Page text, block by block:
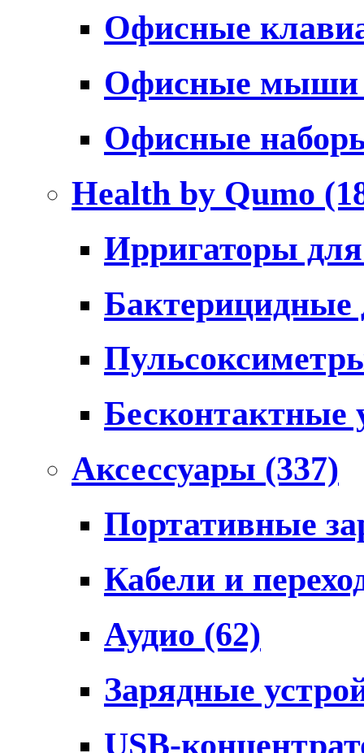
Офисные
Офисные
Офисные
Health by Qumo
Ирригаторы
Бесконтактные
Аксессуары (337)
Портативные
Кабели и
Аудио (62)
Зарядные
USB-